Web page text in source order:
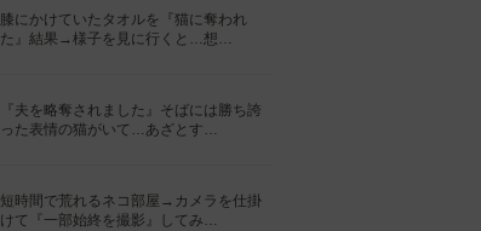
膝にかけていたタオルを『猫に奪われ
た』結果→様子を見に行くと…想…
『夫を略奪されました』そばには勝ち誇
った表情の猫がいて…あざとす…
短時間で荒れるネコ部屋→カメラを仕掛
けて『一部始終を撮影』してみ…